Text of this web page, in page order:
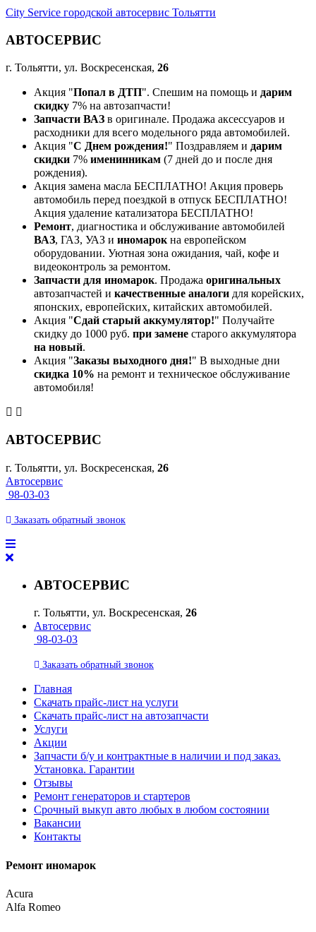
City Service городской автосервис Тольятти
АВТОСЕРВИС
г. Тольятти, ул. Воскресенская, 26
Акция "Попал в ДТП". Спешим на помощь и дарим
скидку 7% на автозапчасти!
Запчасти ВАЗ в оригинале. Продажа аксессуаров и
расходники для всего модельного ряда автомобилей.
Акция "С Днем рождения!" Поздравляем и дарим
скидки 7% именинникам (7 дней до и после дня
рождения).
Акция замена масла БЕСПЛАТНО! Акция проверь
автомобиль перед поездкой в отпуск БЕСПЛАТНО!
Акция удаление катализатора БЕСПЛАТНО!
Ремонт, диагностика и обслуживание автомобилей
ВАЗ, ГАЗ, УАЗ и иномарокна европейском
оборудовании. Уютная зона ожидания, чай, кофе и
видеоконтроль за ремонтом.
Запчасти для иномарок. Продажа оригинальных
автозапчастей и качественные аналоги для корейских,
японских, европейских, китайских автомобилей.
Акция "Сдай старый аккумулятор!" Получайте
скидку до 1000 руб. при замене старого аккумулятора
на новый.
Акция "Заказы выходного дня!" В выходные дни
скидка 10% на ремонт и техническое обслуживание
автомобиля!
АВТОСЕРВИС
г. Тольятти, ул. Воскресенская, 26
Автосервис
98-03-03
Заказать обратный звонок
АВТОСЕРВИС
г. Тольятти, ул. Воскресенская, 26
Автосервис
98-03-03
Заказать обратный звонок
Главная
Скачать прайс-лист на услуги
Скачать прайс-лист на автозапчасти
Услуги
Акции
Запчасти б/у и контрактные в наличии и под заказ.
Установка. Гарантии
Отзывы
Ремонт генераторов и стартеров
Cрочный выкуп авто любых в любом состоянии
Вакансии
Контакты
Ремонт иномарок
Acura
Alfa Romeo